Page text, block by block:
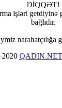
DİQQƏT!
işləri getdiyinə
bağlıdır.
narahatçılığa